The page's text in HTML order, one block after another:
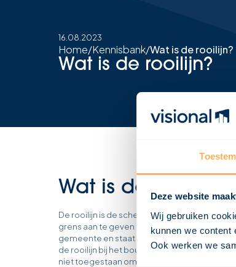
Deze website
Wij gebruiken
kunnen we content
Ook werken we
16.08.2023
Home/Kennisbank/Wat is de rooilijn?
Wat is de rooilijn?
Wat is de rooilijn?
De rooilijn is de scheidingslijn tussen het
grens aan te geven tussen een gebouw en
gemeente en staat beschreven in het
de rooilijn bij het bouwen van nieuwe
niet toegestaan om deze lijn te overschrijden.